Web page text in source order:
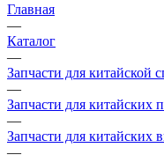
Главная
—
Каталог
—
Запчасти для китайской
—
Запчасти для китайских
—
Запчасти для китайских
—